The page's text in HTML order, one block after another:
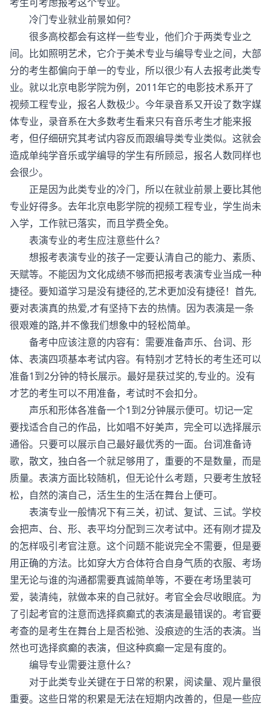
冷门专业就业前景如何？
很多高校都会有这样一些专业，他们介于两类专业之
间。比如照明艺术，它介于美术专业与编导专业之间，大部
分的考生都偏向于单一的专业，所以很少有人去报考此类专
业。就以北京电影学院为例，2011年它的电影技术系开了
视频工程专业，报名人数极少。今年录音系又开设了数字媒
体专业，录音系在大多数考生看来只有音乐考生才能来报
考，但仔细研究其考试内容反而跟编导类专业类似。这就会
造成单纯学音乐或学编导的学生有所顾忌，报名人数同样也
会很少。
正是因为此类专业的冷门，所以在就业前景上要比其他
专业好得多。去年北京电影学院的视频工程专业，学生尚未
入学，工作就已落实，而且学费全免。
表演专业的考生应注意些什么？
想报考表演专业的孩子一定要认清自己的能力、素质、
天赋等。不能因为文化成绩不够而把报考表演专业当成一种
捷径。要知道学习是没有捷径的,艺术更加没有捷径！首先,
要对表演真的热爱,才有坚持下去的热情。因为表演是一条
很艰难的路,并不像我们想象中的轻松简单。
备考中应该注意的内容有：需要准备声乐、台词、形
体、表演四项基本考试内容。有特别才艺特长的考生还可以
准备1到2分钟的特长展示。最好是获过奖的,专业的。没有
才艺的考生可以不用准备，考试时不会扣分。
声乐和形体各准备一个1到2分钟展示便可。切记一定
要找适合自己的作品，比如唱不好美声，完全可以选择展示
通俗。只要可以展示自己最好最优秀的一面。台词准备诗
歌，散文，独白各一个就足够用了，重要的不是数量，而是
质量。表演方面比较随机，但无论什么考题，只要考生放轻
松，自然的演自己，活生生的生活在舞台上便可。
表演专业一般情况下有三关，初试、复试、三试。学校
会把声、台、形、表平均分配到三次考试中。还有刚才提及
的怎样吸引考官注意。这个问题不能说完全不需要，但是要
用正确的方法。比如穿大方合体符合自身气质的衣服、考场
里无论与谁的沟通都需要真诚简单等，不要在考场里装可
爱，装清纯，就做本来的自己就好。考官全会尽收眼底。为
了引起考官的注意而选择疯癫式的表演是最错误的。考官要
考查的是考生在舞台上是否松弛、没痕迹的生活的表演。当
然也可选择疯癫的表演，但这种疯癫一定是有度的。
编导专业需要注意什么？
对于此类专业关键在于日常的积累，阅读量、观片量很
重要。这些日常的积累是无法在短期内改善的，但是一些应